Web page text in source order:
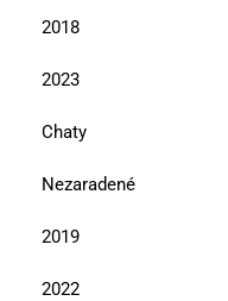
2018
2023
Chaty
Nezaradené
2019
2022